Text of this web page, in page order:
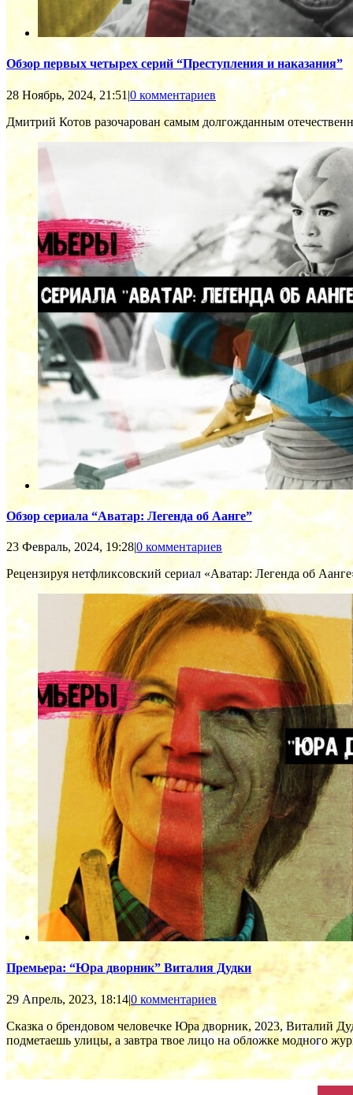
Обзор первых четырех серий “Преступления и наказания”
28 Ноябрь, 2024, 21:51 |0 комментариев
Дмитрий Котов разочарован самым долгожданным
Обзор сериала “Аватар: Легенда об Аанге”
23 Февраль, 2024, 19:28|0 комментариев
Рецензируя нетфликсовский сериал «Аватар: Легенда об
Премьера: “Юра дворник” Виталия Дудки
29 Апрель, 2023, 18:14|0 комментариев
Сказка о брендовом человечке Юра дворник, 2023, Виталий
подметаешь улицы, а завтра твое лицо на обложке модного